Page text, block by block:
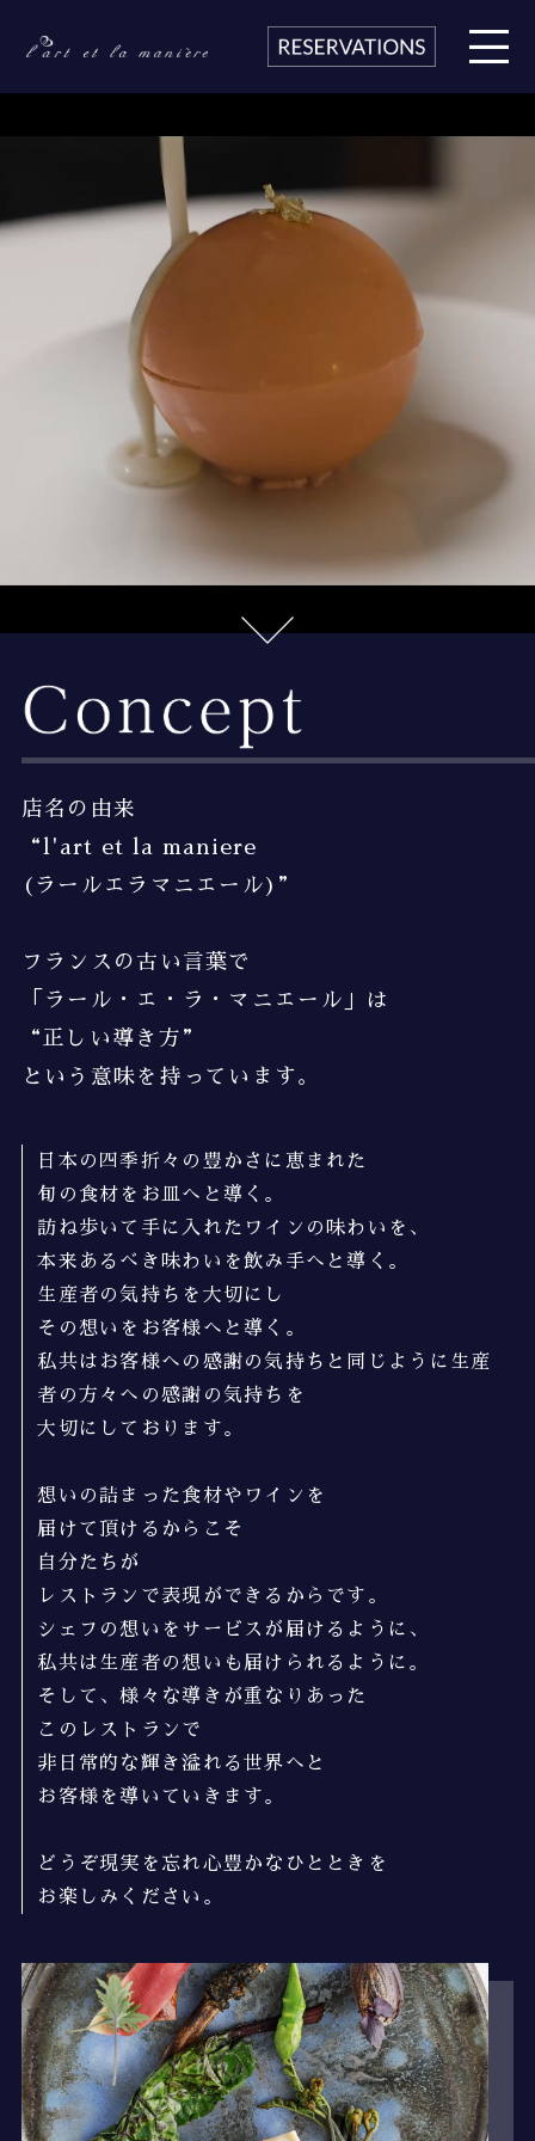
店名の由来
“l'art et la maniere
(ラールエラマニエール)”
フランスの古い言葉で
「ラール・エ・ラ・マニエール」は
“正しい導き方”
という意味を持っています。
日本の四季折々の豊かさに恵まれた
旬の食材をお皿へと導く。
訪ね歩いて手に入れたワインの味わいを、
本来あるべき味わいを飲み手へと導く。
生産者の気持ちを大切にし
その想いをお客様へと導く。
私共はお客様への感謝の気持ちと同じように生産
者の方々への感謝の気持ちを
大切にしております。
想いの詰まった食材やワインを
届けて頂けるからこそ
自分たちが
レストランで表現ができるからです。
シェフの想いをサービスが届けるように、
私共は生産者の想いも届けられるように。
そして、様々な導きが重なりあった
このレストランで
非日常的な輝き溢れる世界へと
お客様を導いていきます。
どうぞ現実を忘れ心豊かなひとときを
お楽しみください。